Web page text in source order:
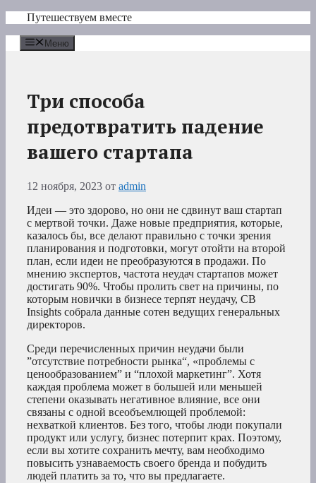
Перейти
содержимому
Путешествуем вместе
Меню
Три способа
предотвратить падение
вашего стартапа
12 ноября, 2023 от admin
Идеи — это здорово, но они не сдвинут ваш стартап
с мертвой точки. Даже новые предприятия, которые,
казалось бы, все делают правильно с точки зрения
планирования и подготовки, могут отойти на второй
план, если идеи не преобразуются в продажи. По
мнению экспертов, частота неудач стартапов может
достигать 90%. Чтобы пролить свет на причины, по
которым новички в бизнесе терпят неудачу, CB
Insights собрала данные сотен ведущих генеральных
директоров.
Среди перечисленных причин неудачи были
”отсутствие потребности рынка“, «проблемы с
ценообразованием” и “плохой маркетинг”. Хотя
каждая проблема может в большей или меньшей
степени оказывать негативное влияние, все они
связаны с одной всеобъемлющей проблемой:
нехваткой клиентов. Без того, чтобы люди покупали
продукт или услугу, бизнес потерпит крах. Поэтому,
если вы хотите сохранить мечту, вам необходимо
повысить узнаваемость своего бренда и побудить
людей платить за то, что вы предлагаете.